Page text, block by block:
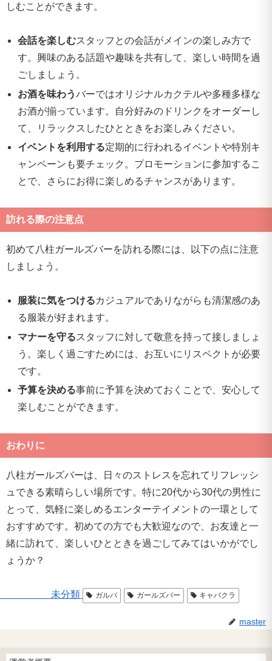
しむことができます。
会話を楽しむスタッフとの会話がメインの楽しみ方で
す。興味のある話題や趣味を共有して、楽しい時間を過
ごしましょう。
お酒を味わうバーではオリジナルカクテルや多種多様な
お酒が揃っています。自分好みのドリンクをオーダーし
て、リラックスしたひとときをお楽しみください。
イベントを利用する定期的に行われるイベントや特別キ
ャンペーンも要チェック。プロモーションに参加するこ
とで、さらにお得に楽しめるチャンスがあります。
訪れる際の注意点
初めて八柱ガールズバーを訪れる際には、以下の点に注意
しましょう。
服装に気をつけるカジュアルでありながらも清潔感のあ
る服装が好まれます。
マナーを守るスタッフに対して敬意を持って接しましょ
う。楽しく過ごすためには、お互いにリスペクトが必要
です。
予算を決める事前に予算を決めておくことで、安心して
楽しむことができます。
おわりに
八柱ガールズバーは、日々のストレスを忘れてリフレッシ
ュできる素晴らしい場所です。特に20代から30代の男性に
とって、気軽に楽しめるエンターテイメントの一環として
おすすめです。初めての方でも大歓迎なので、お友達と一
緒に訪れて、楽しいひとときを過ごしてみてはいかがでし
ょうか？
未分類 ガルバ ガールズバー キャバクラ
master